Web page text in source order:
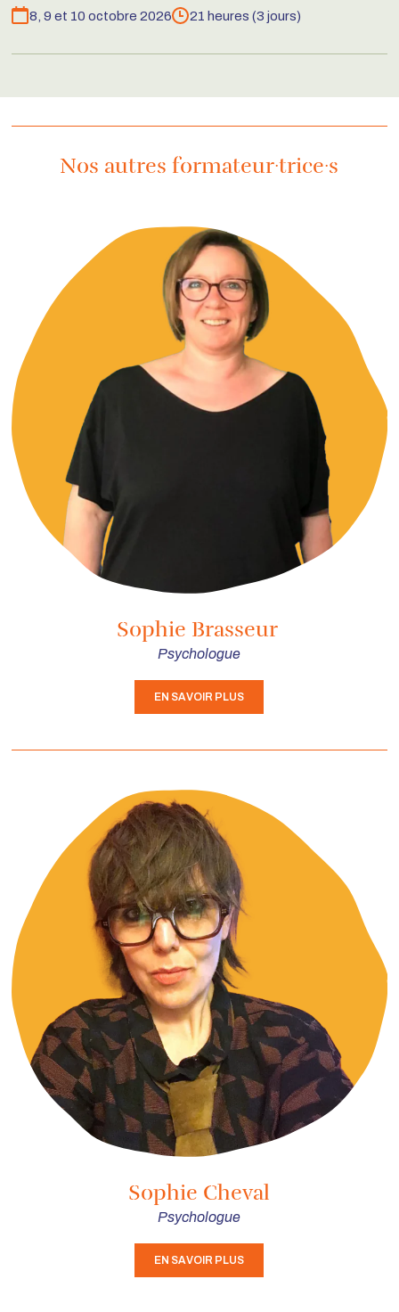
Dates8, 9 et 10 octobre 2026Durée21 heures (3 jours)
Nos autres formateur·trice·s
Sophie Brasseur
Psychologue
EN SAVOIR PLUS
Sophie Cheval
Psychologue
EN SAVOIR PLUS